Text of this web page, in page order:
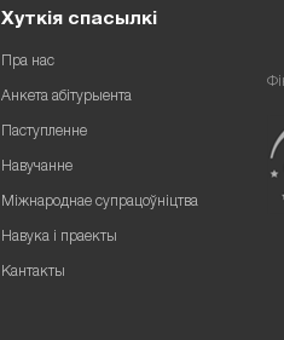
Хуткія спасылкі
Пра нас
Анкета абітурыента
Паступленне
Навучанне
Міжнароднае супрацоўніцтва
Навука і праекты
Кантакты